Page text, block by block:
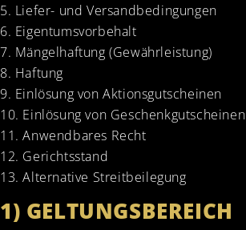
Liefer- und Versandbedingungen
Eigentumsvorbehalt
Mängelhaftung (Gewährleistung)
Haftung
Einlösung von Aktionsgutscheinen
Einlösung von Geschenkgutscheinen
Anwendbares Recht
Gerichtsstand
Alternative Streitbeilegung
1) GELTUNGSBEREICH